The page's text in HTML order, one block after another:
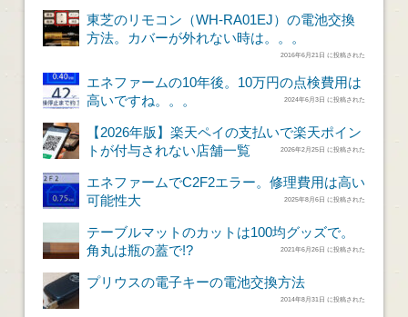
東芝のリモコン（WH-RA01EJ）の電池交換
方法。カバーが外れない時は。。。
2016年6月21日 に投稿された
エネファームの10年後。10万円の点検費用は
高いですね。。。
2024年6月3日 に投稿された
【2026年版】楽天ペイの支払いで楽天ポイン
トが付与されない店舗一覧
2026年2月25日 に投稿された
エネファームでC2F2エラー。修理費用は高い
可能性大
2025年8月6日 に投稿された
テーブルマットのカットは100均グッズで。
角丸は瓶の蓋で!?
2021年6月26日 に投稿された
プリウスの電子キーの電池交換方法
2014年8月31日 に投稿された